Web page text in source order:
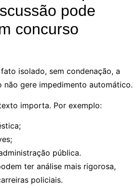
pode
concurso
isolado, sem condenação, a
não gere impedimento automático.
importa. Por exemplo:
pública.
ter análise mais rigorosa,
policiais.